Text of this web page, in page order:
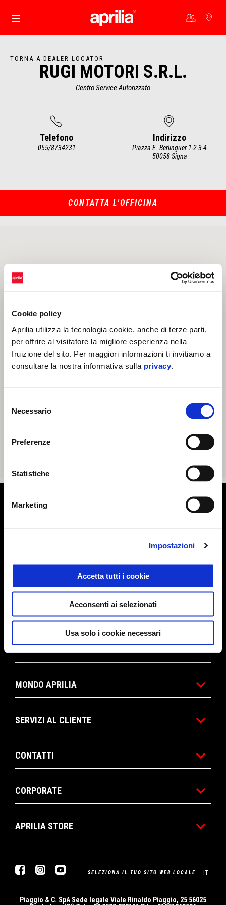
Cookie policy
Aprilia utilizza la tecnologia cookie, anche di terze parti,
per offrire al visitatore la migliore esperienza nella
fruizione del sito. Per maggiori informazioni ti invitiamo a
consultare la nostra informativa sulla privacy
delNecessario
Preferenze
Statistiche
Marketing
Impostazioni
Accetta tutti i cookie
Acconsenti ai selezionati
Usa solo i cookie necessari
Vai al contenuto principale
TORNA A DEALER LOCATOR
RUGI MOTORI S.R.L.
Centro Service Autorizzato
Telefono
055/8734231
Indirizzo
Piazza E. Berlinguer 1-2-3-4
50058 Signa
CONTATTA L'OFFICINA
PROMOZIONI
MONDO APRILIA
SERVIZI AL CLIENTE
CONTATTI
CORPORATE
APRILIA STORE
FacebookInstagramYoutubeSELEZIONA IL TUO SITO WEB LOCALE IT
Piaggio & C. SpA Sede legale Viale Rinaldo Piaggio, 25 56025